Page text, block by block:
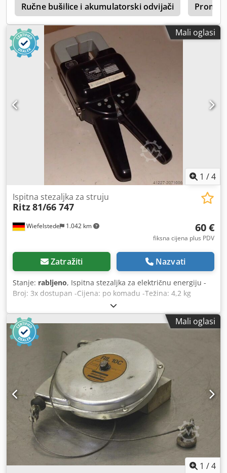
Ručne bušilice i akumulatorski odvijači
Mali oglasi
1 /4
Wiefelstede 1.042 km
Ispitna stezaljka za struju
Ritz81/66 747
60 €
fiksna cijena plus PDV
Zatražiti Nazvati
Stanje: rabljeno, Ispitna stezaljka za električnu energiju -
Broj: 3x dostupan -Cijena: po komadu -Težina: 4,2 kg
Mali oglasi
1 /4